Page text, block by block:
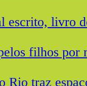
escrito, livro
filhos por
Rio traz